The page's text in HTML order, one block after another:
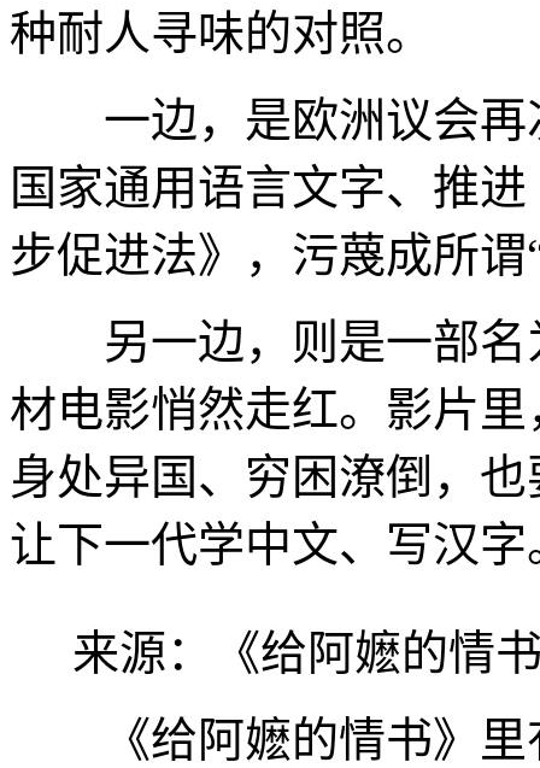
种耐人寻味的对照。
一边，是欧洲议会再
国家通用语言文字、推
步促进法》，污蔑成所谓
另一边，则是一部名
材电影悄然走红。影片
身处异国、穷困潦倒，
让下一代学中文、写汉字
来源：《给阿嬷的情
《给阿嬷的情书》里